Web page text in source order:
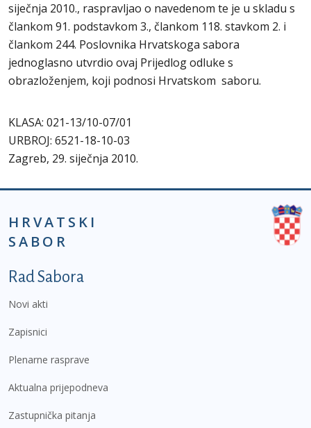
siječnja 2010., raspravljao o navedenom te je u skladu s
člankom 91. podstavkom 3., člankom 118. stavkom 2. i
člankom 244. Poslovnika Hrvatskoga sabora
jednoglasno utvrdio ovaj Prijedlog odluke s
obrazloženjem, koji podnosi Hrvatskom saboru.
KLASA: 021-13/10-07/01
URBROJ: 6521-18-10-03
Zagreb, 29. siječnja 2010.
HRVATSKI
SABOR
Podnožje prvi izbornik
Rad Sabora
Novi akti
Zapisnici
Plenarne rasprave
Aktualna prijepodneva
Zastupnička pitanja